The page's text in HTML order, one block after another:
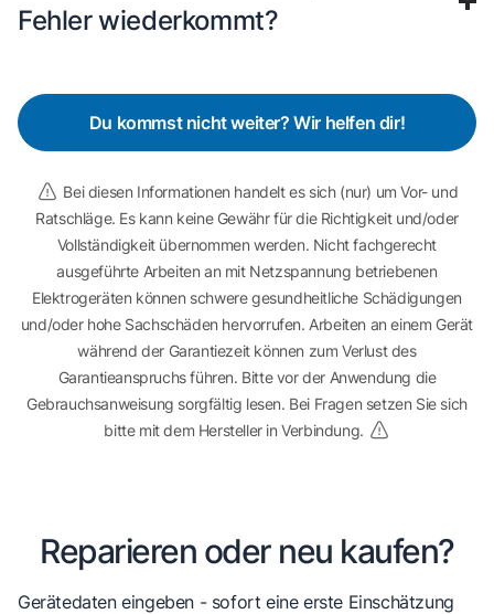
Fehler wiederkommt?
Du kommst nicht weiter? Wir helfen dir!
Bei diesen Informationen handelt es sich (nur) um Vor- und
Ratschläge. Es kann keine Gewähr für die Richtigkeit und/oder
Vollständigkeit übernommen werden. Nicht fachgerecht
ausgeführte Arbeiten an mit Netzspannung betriebenen
Elektrogeräten können schwere gesundheitliche Schädigungen
und/oder hohe Sachschäden hervorrufen. Arbeiten an einem Gerät
während der Garantiezeit können zum Verlust des
Garantieanspruchs führen. Bitte vor der Anwendung die
Gebrauchsanweisung sorgfältig lesen. Bei Fragen setzen Sie sich
bitte mit dem Hersteller in Verbindung.
Reparieren oder neu kaufen?
Gerätedaten eingeben - sofort eine erste Einschätzung